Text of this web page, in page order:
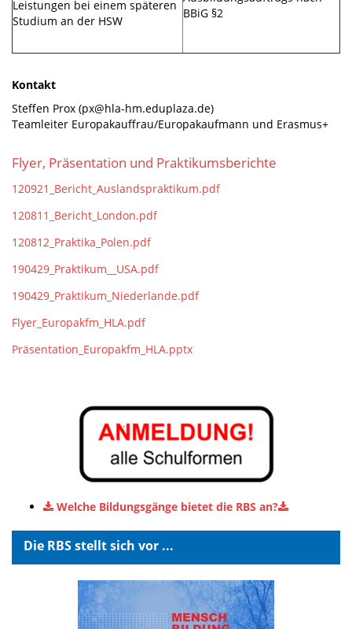
Welche Bildungsgänge bietet die RBS an?
Die RBS stellt sich vor ...
Leistungen bei einem späteren
Studium an der HSW
BBiG §2
Kontakt
Steffen Prox (px@hla-hm.eduplaza.de)
Teamleiter Europakauffrau/Europakaufmann und Erasmus+
Flyer, Präsentation und Praktikumsberichte
120921_Bericht_Auslandspraktikum.pdf
120811_Bericht_London.pdf
120812_Praktika_Polen.pdf
190429_Praktikum__USA.pdf
190429_Praktikum_Niederlande.pdf
Flyer_Europakfm_HLA.pdf
Präsentation_Europakfm_HLA.pptx